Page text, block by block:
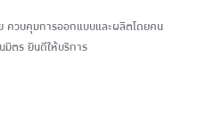
ควบคุมการออกแบบและผลิตโดยคน
ตร ยินดีให้บริการ